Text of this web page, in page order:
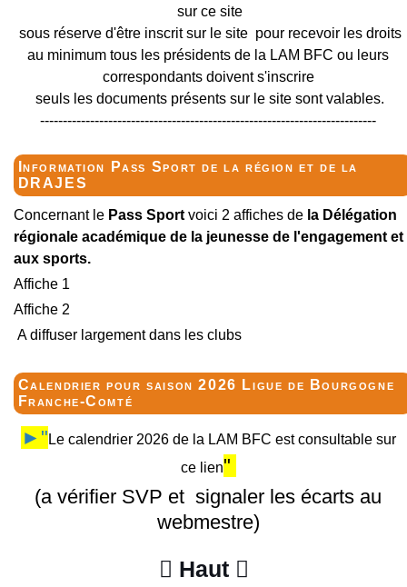
sur ce site
sous réserve d'être inscrit sur le site pour recevoir les droits
au minimum tous les présidents de la LAM BFC ou leurs
correspondants doivent s'inscrire
seuls les documents présents sur le site sont valables.
--------------------------------------------------------------------------
Information Pass Sport de la région et de la
DRAJES
Concernant lePass Sportvoici 2 affiches dela Délégation
régionale académique de la jeunesse de l'engagement et
aux sports.
Affiche 1
Affiche 2
A diffuser largement dans les clubs
Calendrier pour saison 2026 Ligue de Bourgogne
Franche-Comté
►" Le calendrier 2026 de la LAM BFC est consultable sur
ce lien"
(a vérifier SVP et signaler les écarts au
webmestre)
 Haut 